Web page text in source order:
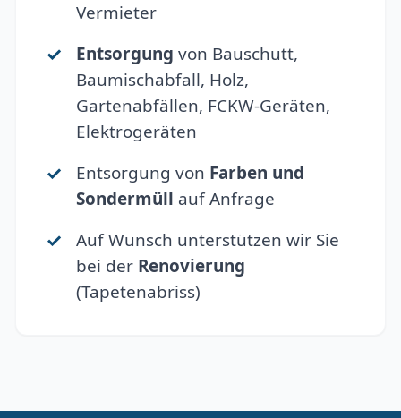
Vermieter
Entsorgung von Bauschutt,
Baumischabfall, Holz,
Gartenabfällen, FCKW-Geräten,
Elektrogeräten
Entsorgung von Farben und
Sondermüll auf Anfrage
Auf Wunsch unterstützen wir Sie
bei der Renovierung
(Tapetenabriss)